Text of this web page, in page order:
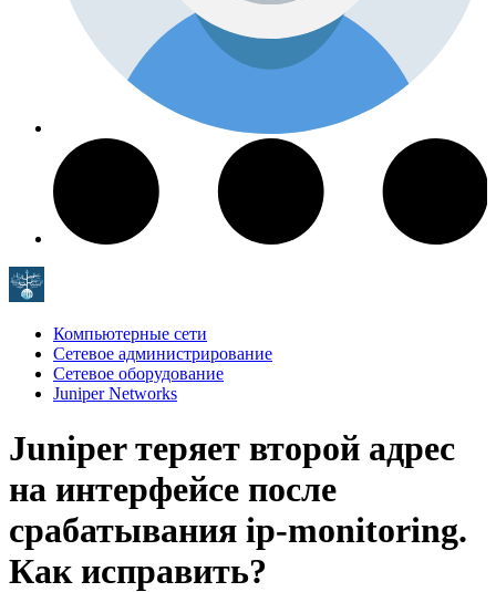
Компьютерные сети
Сетевое администрирование
Сетевое оборудование
Juniper Networks
Juniper теряет второй адрес
на интерфейсе после
срабатывания ip-monitoring.
Как исправить?